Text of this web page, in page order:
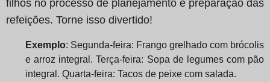
filhos no processo de planejamento e preparação das
refeições. Torne isso divertido!
Exemplo: Segunda-feira: Frango grelhado com brócolis
e arroz integral. Terça-feira: Sopa de legumes com pão
integral. Quarta-feira: Tacos de peixe com salada.